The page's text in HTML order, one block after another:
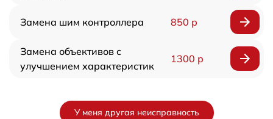
Замена шим контроллера 850 р
Замена объективов с
улучшением характеристик
1300 р
У меня другая неисправность